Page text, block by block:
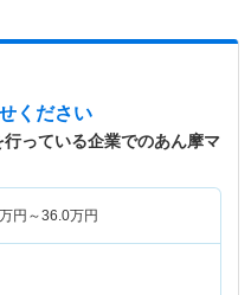
ください
行っている企業でのあん摩マ
万円～36.0万円